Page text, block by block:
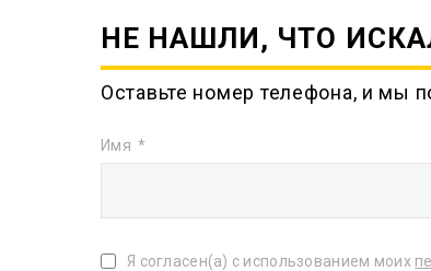
НЕ НАШЛИ, ЧТО
Оставьте номер телефона, и мы
Имя
Я согласен(а) с использованием моих